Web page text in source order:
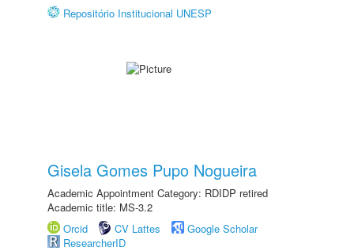
Repositório Institucional UNESP
Gisela Gomes Pupo Nogueira
Academic Appointment Category: RDIDP retired
Academic title: MS-3.2
Orcid
CV Lattes
Google Scholar
ResearcherID